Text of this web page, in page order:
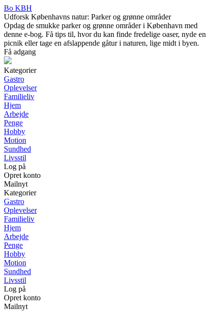
Bo KBH
Udforsk Københavns natur: Parker og grønne områder
Opdag de smukke parker og grønne områder i København med
denne e-bog. Få tips til, hvor du kan finde fredelige oaser, nyde en
picnik eller tage en afslappende gåtur i naturen, lige midt i byen.
Få adgang
Kategorier
Gastro
Oplevelser
Familieliv
Hjem
Arbejde
Penge
Hobby
Motion
Sundhed
Livsstil
Log på
Opret konto
Mailnyt
Kategorier
Gastro
Oplevelser
Familieliv
Hjem
Arbejde
Penge
Hobby
Motion
Sundhed
Livsstil
Log på
Opret konto
Mailnyt